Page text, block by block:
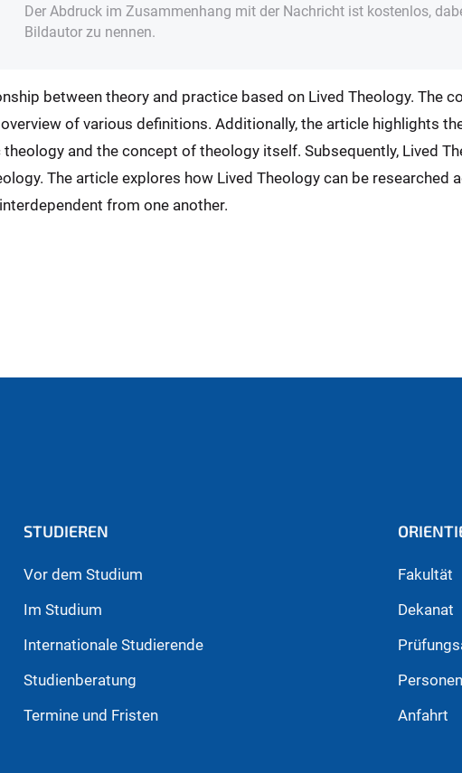
Der Abdruck im Zusammenhang mit der Nachricht ist kostenlos,
Bildautor zu nennen.
between theory and practice based on Lived Theology. The
of various definitions. Additionally, the article highlights
and the concept of theology itself. Subsequently, Lived
The article explores how Lived Theology can be researched
from one another.
STUDIEREN
Vor dem Studium
Im Studium
Internationale Studierende
Studienberatung
Termine und Fristen
Fakultät
Dekanat
Personen
Anfahrt